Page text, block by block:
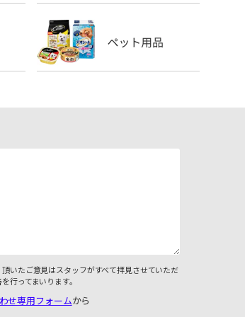
いたご意見はスタッフがすべて拝見させていただ
行ってまいります。
せ専用フォームから